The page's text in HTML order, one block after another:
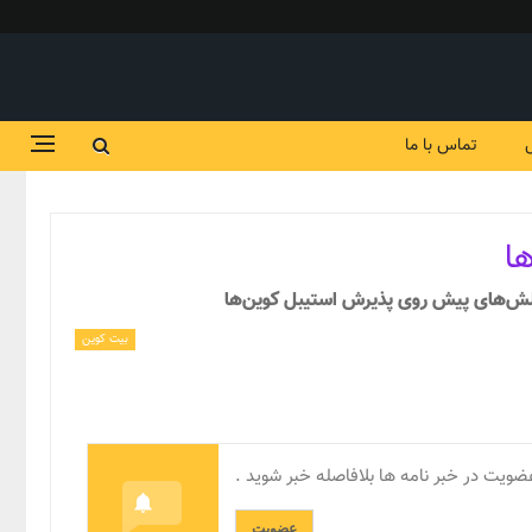
تماس با ما
پیش روی پذیرش استیبل کوین‌ها
بیت کوین
در خبر نامه ها بلافاصله خبر شوید .